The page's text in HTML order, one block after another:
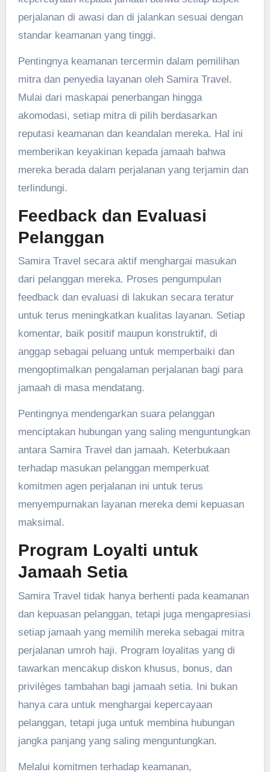
perjalanan di awasi dan di jalankan sesuai dengan
standar keamanan yang tinggi.
Pentingnya keamanan tercermin dalam pemilihan
mitra dan penyedia layanan oleh Samira Travel.
Mulai dari maskapai penerbangan hingga
akomodasi, setiap mitra di pilih berdasarkan
reputasi keamanan dan keandalan mereka. Hal ini
memberikan keyakinan kepada jamaah bahwa
mereka berada dalam perjalanan yang terjamin dan
terlindungi.
Feedback dan Evaluasi
Pelanggan
Samira Travel secara aktif menghargai masukan
dari pelanggan mereka. Proses pengumpulan
feedback dan evaluasi di lakukan secara teratur
untuk terus meningkatkan kualitas layanan. Setiap
komentar, baik positif maupun konstruktif, di
anggap sebagai peluang untuk memperbaiki dan
mengoptimalkan pengalaman perjalanan bagi para
jamaah di masa mendatang.
Pentingnya mendengarkan suara pelanggan
menciptakan hubungan yang saling menguntungkan
antara Samira Travel dan jamaah. Keterbukaan
terhadap masukan pelanggan memperkuat
komitmen agen perjalanan ini untuk terus
menyempurnakan layanan mereka demi kepuasan
maksimal.
Program Loyalti untuk
Jamaah Setia
Samira Travel tidak hanya berhenti pada keamanan
dan kepuasan pelanggan, tetapi juga mengapresiasi
setiap jamaah yang memilih mereka sebagai mitra
perjalanan umroh haji. Program loyalitas yang di
tawarkan mencakup diskon khusus, bonus, dan
privilèges tambahan bagi jamaah setia. Ini bukan
hanya cara untuk menghargai kepercayaan
pelanggan, tetapi juga untuk membina hubungan
jangka panjang yang saling menguntungkan.
Melalui komitmen terhadap keamanan,